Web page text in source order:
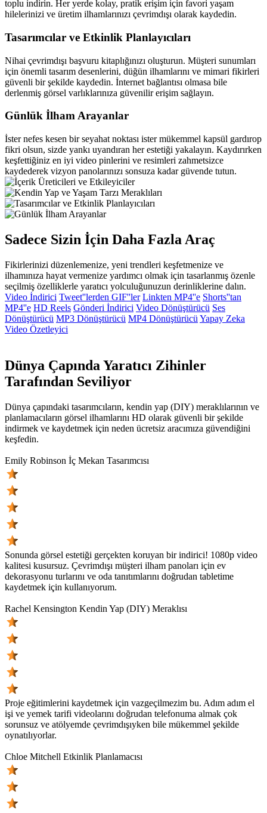
toplu indirin. Her yerde kolay, pratik erişim için favori yaşam
hilelerinizi ve üretim ilhamlarınızı çevrimdışı olarak kaydedin.
Tasarımcılar ve Etkinlik Planlayıcıları
Nihai çevrimdışı başvuru kitaplığınızı oluşturun. Müşteri sunumları
için önemli tasarım desenlerini, düğün ilhamlarını ve mimari fikirleri
güvenli bir şekilde kaydedin. İnternet bağlantısı olmasa bile
derlenmiş görsel varlıklarınıza güvenilir erişim sağlayın.
Günlük İlham Arayanlar
İster nefes kesen bir seyahat noktası ister mükemmel kapsül gardırop
fikri olsun, sizde yankı uyandıran her estetiği yakalayın. Kaydırırken
keşfettiğiniz en iyi video pinlerini ve resimleri zahmetsizce
kaydederek vizyon panolarınızı sonsuza kadar güvende tutun.
Sadece Sizin İçin Daha Fazla Araç
Fikirlerinizi düzenlemenize, yeni trendleri keşfetmenize ve
ilhamınıza hayat vermenize yardımcı olmak için tasarlanmış özenle
seçilmiş özelliklerle yaratıcı yolculuğunuzun derinliklerine dalın.
Video İndirici Tweet''lerden GIF''ler Linkten MP4''e Shorts''tan
MP4''e HD Reels Gönderi İndirici Video Dönüştürücü Ses
Dönüştürücü MP3 Dönüştürücü MP4 Dönüştürücü Yapay Zeka
Video Özetleyici
Dünya Çapında Yaratıcı Zihinler
Tarafından Seviliyor
Dünya çapındaki tasarımcıların, kendin yap (DIY) meraklılarının ve
planlamacıların görsel ilhamlarını HD olarak güvenli bir şekilde
indirmek ve kaydetmek için neden ücretsiz aracımıza güvendiğini
keşfedin.
Emily Robinson İç Mekan Tasarımcısı
Sonunda görsel estetiği gerçekten koruyan bir indirici! 1080p video
kalitesi kusursuz. Çevrimdışı müşteri ilham panoları için ev
dekorasyonu turlarını ve oda tanıtımlarını doğrudan tabletime
kaydetmek için kullanıyorum.
Rachel Kensington Kendin Yap (DIY) Meraklısı
Proje eğitimlerini kaydetmek için vazgeçilmezim bu. Adım adım el
işi ve yemek tarifi videolarını doğrudan telefonuma almak çok
sorunsuz ve atölyemde çevrimdışıyken bile mükemmel şekilde
oynatılıyorlar.
Chloe Mitchell Etkinlik Planlamacısı